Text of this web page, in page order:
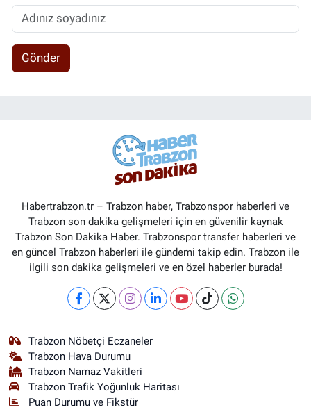
Gönder
Habertrabzon.tr – Trabzon haber, Trabzonspor haberleri ve
Trabzon son dakika gelişmeleri için en güvenilir kaynak
Trabzon Son Dakika Haber. Trabzonspor transfer haberleri ve
en güncel Trabzon haberleri ile gündemi takip edin. Trabzon ile
ilgili son dakika gelişmeleri ve en özel haberler burada!
Trabzon Nöbetçi Eczaneler
Trabzon Hava Durumu
Trabzon Namaz Vakitleri
Trabzon Trafik Yoğunluk Haritası
Puan Durumu ve Fikstür